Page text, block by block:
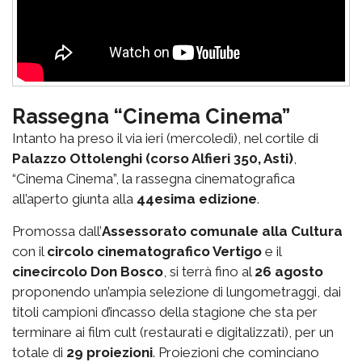
Rassegna “Cinema Cinema”
Intanto ha preso il via ieri (mercoledì), nel cortile di
Palazzo Ottolenghi (corso Alfieri 350, Asti)
“Cinema Cinema”, la rassegna cinematografica
all’aperto giunta alla 44esima edizione.
Promossa dall’Assessorato comunale alla Cultura
con il circolo cinematografico Vertigo e il
cinecircolo Don Bosco , si terrà fino al 26 agosto
proponendo un’ampia selezione di lungometraggi, dai
titoli campioni d’incasso della stagione che sta per
terminare ai film cult (restaurati e digitalizzati), per un
totale di 29 proiezioni. Proiezioni che cominciano